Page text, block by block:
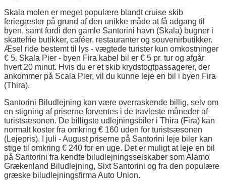
Skala molen er meget populære blandt cruise skib
feriegæster på grund af den unikke måde at få adgang til
byen, samt fordi den gamle Santorini havn (Skala) bugner i
skattefrie butikker, caféer, restauranter og souvenirbutikker.
Æsel ride bestemt til lys - vægtede turister kun omkostninger
€ 5. Skala Pier - byen Fira kabel bil er € 5 pr. tur og afgår
hvert 20 minut. Hvis du er et skib krydstogtpassagerer, der
ankommer på Scala Pier, vil du kunne leje en bil i byen Fira
(Thira).
Santorini Biludlejning kan være overraskende billig, selv om
en stigning af priserne forventes i de travleste måneder af
turistsæsonen. De billigste udlejningsbiler i Thira (Fira) kan
normalt koster fra omkring € 160 uden for turistsæsonen
(Lejepris). I juli - August priserne på Santorini leje biler kan
stige til omkring € 240 for en uge. Det er muligt at leje en bil
på Santorini fra kendte biludlejningsselskaber som Alamo
Grækenland Biludlejning, Sixt Santorini og fra den populære
græske biludlejningsfirma Auto Union.